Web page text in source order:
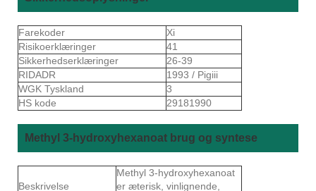
Farekoder
Xi
Risikoerklæringer
41
Sikkerhedserklæringer
26-39
RIDADR
1993 / Pigiii
WGK Tyskland
3
HS kode
29181990
Methyl 3-hydroxyhexanoat brug og syntese
Beskrivelse
Methyl 3-hydroxyhexanoat
er æterisk, vinlignende,